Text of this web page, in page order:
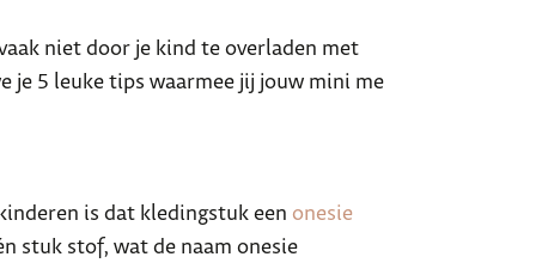
niet door je kind te overladen met
je 5 leuke tips waarmee jij jouw mini me
is dat kledingstuk een onesie
stuk stof, wat de naam onesie